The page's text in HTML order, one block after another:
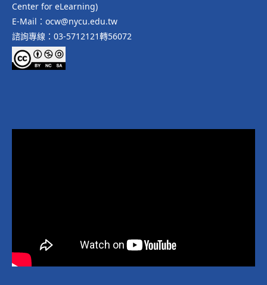
Center for eLearning)
E-Mail：ocw@nycu.edu.tw
諮詢專線：03-5712121轉56072